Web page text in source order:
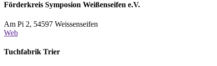
Förderkreis Symposion Weißenseifen e.V.
Am Pi 2, 54597 Weissenseifen
Web
Tuchfabrik Trier